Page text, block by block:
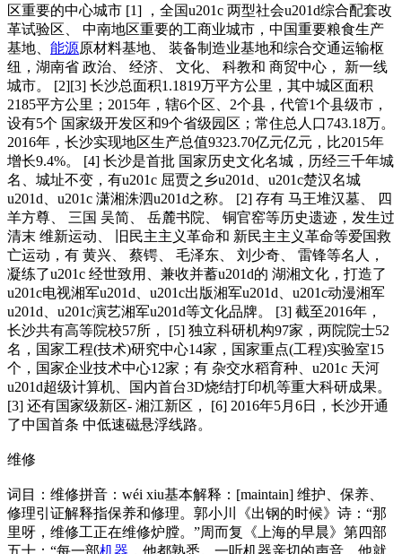
区重要的中心城市 [1] ，全国u201c 两型社会u201d综合配套改
革试验区、 中南地区重要的工商业城市，中国重要粮食生产
基地、 能源原材料基地、 装备制造业基地和综合交通运输枢
纽，湖南省 政治、 经济、 文化、 科教和 商贸中心， 新一线
城市。 [2][3] 长沙总面积1.1819万平方公里，其中城区面积
2185平方公里；2015年，辖6个区、2个县，代管1个县级市，
设有5个 国家级开发区和9个省级园区；常住总人口743.18万。
2016年，长沙实现地区生产总值9323.70亿元亿元，比2015年
增长9.4%。 [4] 长沙是首批 国家历史文化名城，历经三千年城
名、城址不变，有u201c 屈贾之乡u201d、u201c楚汉名城
u201d、u201c 潇湘洙泗u201d之称。 [2] 存有 马王堆汉墓、 四
羊方尊、 三国 吴简、 岳麓书院、 铜官窑等历史遗迹，发生过
清末 维新运动、 旧民主主义革命和 新民主主义革命等爱国救
亡运动，有 黄兴、 蔡锷、 毛泽东、 刘少奇、 雷锋等名人，
凝练了u201c 经世致用、兼收并蓄u201d的 湖湘文化，打造了
u201c电视湘军u201d、u201c出版湘军u201d、u201c动漫湘军
u201d、u201c演艺湘军u201d等文化品牌。 [3] 截至2016年，
长沙共有高等院校57所， [5] 独立科研机构97家，两院院士52
名，国家工程(技术)研究中心14家，国家重点(工程)实验室15
个，国家企业技术中心12家；有 杂交水稻育种、u201c 天河
u201d超级计算机、国内首台3D烧结打印机等重大科研成果。
[3] 还有国家级新区- 湘江新区， [6] 2016年5月6日，长沙开通
了中国首条 中低速磁悬浮线路。
维修
词目：维修拼音：wéi xiu基本解释：[maintain] 维护、保养、
修理引证解释指保养和修理。郭小川《出钢的时候》诗：“那
里呀，维修工正在维修炉膛。”周而复《上海的早晨》第四部
五十：“每一部机器 ，他都熟悉。一听机器亲切的声音，他就